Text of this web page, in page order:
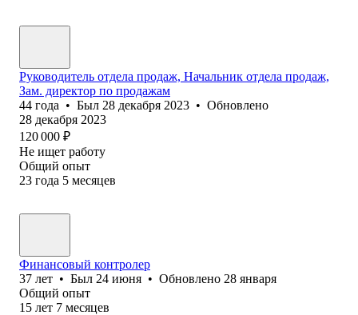
Руководитель отдела продаж, Начальник отдела продаж,
Зам. директор по продажам
44 года • Был 28 декабря 2023 • Обновлено
28 декабря 2023
120 000 ₽
Не ищет работу
Общий опыт
23 года 5 месяцев
Финансовый контролер
37 лет • Был 24 июня • Обновлено 28 января
Общий опыт
15 лет 7 месяцев